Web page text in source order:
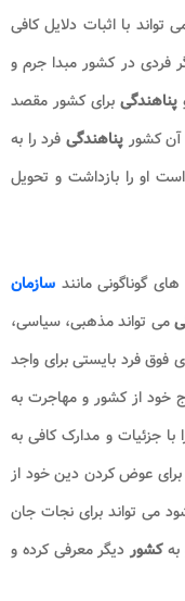
با اثبات دلایل کافی
فردی در کشور مبدا جرم و
پناهندگیبرای کشور مقصد
آن کشور پناهندگیفرد را به
او را بازداشت و تحویل
گوناگونی مانند سازمان
می تواند مذهبی، سیاسی،
فرد بایستی برای واجد
خود از کشور و مهاجرت به
با جزئیات و مدارک کافی به
عوض کردن دین خود از
می تواند برای نجات جان
بهکشوردیگر معرفی کرده و